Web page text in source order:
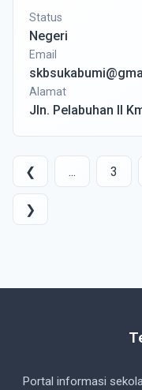
Status
Negeri
Email
Alamat
Jln. Pelabuhan II
❮ ... 3
❯
Portal informasi